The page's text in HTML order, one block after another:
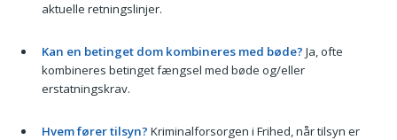
aktuelle retningslinjer.
Kan en betinget dom kombineres med bøde? Ja, ofte
kombineres betinget fængsel med bøde og/eller
erstatningskrav.
Hvem fører tilsyn? Kriminalforsorgen i Frihed, når tilsyn er